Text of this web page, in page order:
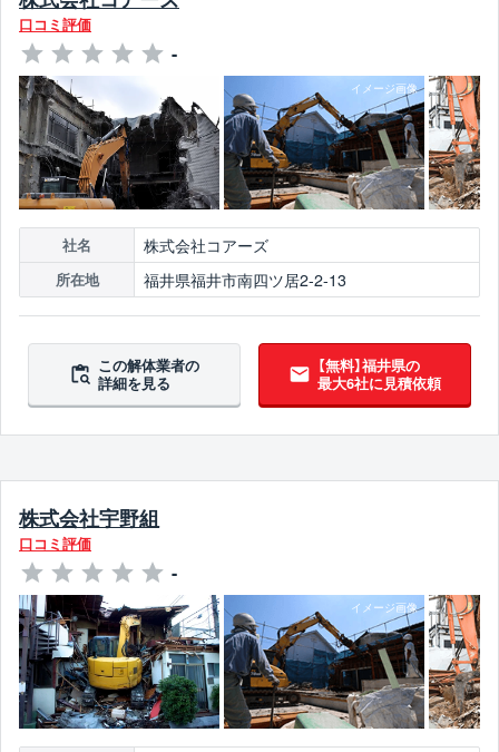
口コミ評価
-
社名 株式会社コアーズ
所在地 福井県福井市南四ツ居2-2-13
この解体業者の
詳細を見る
【無料】福井県の
最大6社に見積依頼
株式会社宇野組
口コミ評価
-